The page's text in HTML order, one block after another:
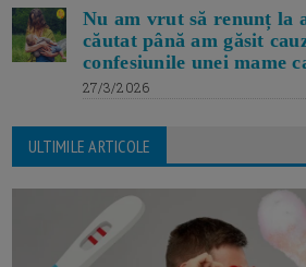
Nu am vrut să renunț la
căutat până am găsit
confesiunile unei mame
27/3/2026
ULTIMILE ARTICOLE